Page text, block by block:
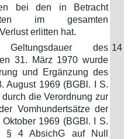
bei den in Betracht
im gesamten
erlitten hat.
des
31. März 1970 wurde
und Ergänzung des
August 1969 (BGBl. I S.
die Verordnung zur
Vomhundertsätze der
1969 (BGBl. I S.
§ 4 AbsichG auf Null
14